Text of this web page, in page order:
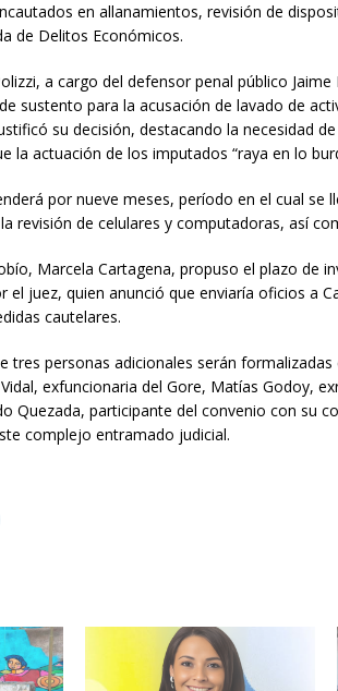
en allanamientos, revisión de
de Delitos Económicos.
a cargo del defensor penal público
sustento para la acusación de lavado de
su decisión, destacando la necesidad
la actuación de los imputados “raya en lo
por nueve meses, período en el cual se
revisión de celulares y computadoras, así
Marcela Cartagena, propuso el plazo de
el juez, quien anunció que enviaría oficios a
cautelares.
tres personas adicionales serán
exfuncionaria del Gore, Matías Godoy,
Quezada, participante del convenio con su
complejo entramado judicial.